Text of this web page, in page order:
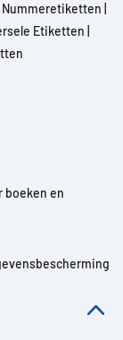
Nummeretiketten
Etiketten
boeken en